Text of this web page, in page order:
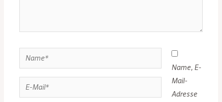
Name*
Mail*
Name, E-
Mail-
Adresse